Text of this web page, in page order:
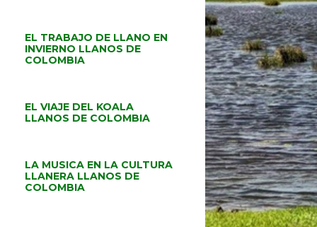
EL TRABAJO DE LLANO EN
INVIERNO LLANOS DE
COLOMBIA
EL VIAJE DEL KOALA
LLANOS DE COLOMBIA
LA MUSICA EN LA CULTURA
LLANERA LLANOS DE
COLOMBIA